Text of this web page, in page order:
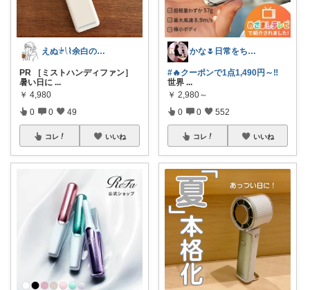
えぬ𓍯⌇余白のある暮らし
PR ［ミストハンディファン］
暑い日に ...
￥ 4,980
0 0 49
コレ いいね
かな🌷日常をちょっと豊かにするもの
#🔥クーポンで1点1,490円～‼️
世界 ...
￥ 2,980～
0 0 552
コレ いいね